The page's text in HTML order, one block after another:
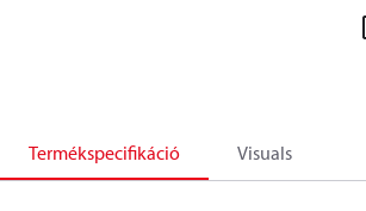
Termékspecifikáció Visuals